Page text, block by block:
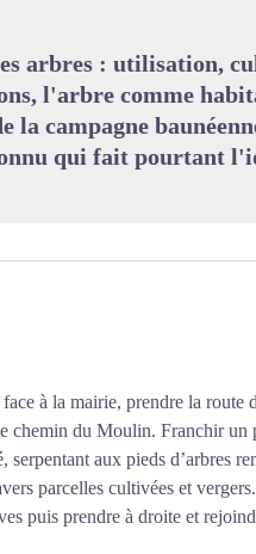
arbres : utilisation,
l'arbre comme
campagne
qui fait pourtant
à la mairie, prendre la route
chemin du Moulin. Franchir un
serpentant aux pieds d’arbres
parcelles cultivées et
puis prendre à droite et